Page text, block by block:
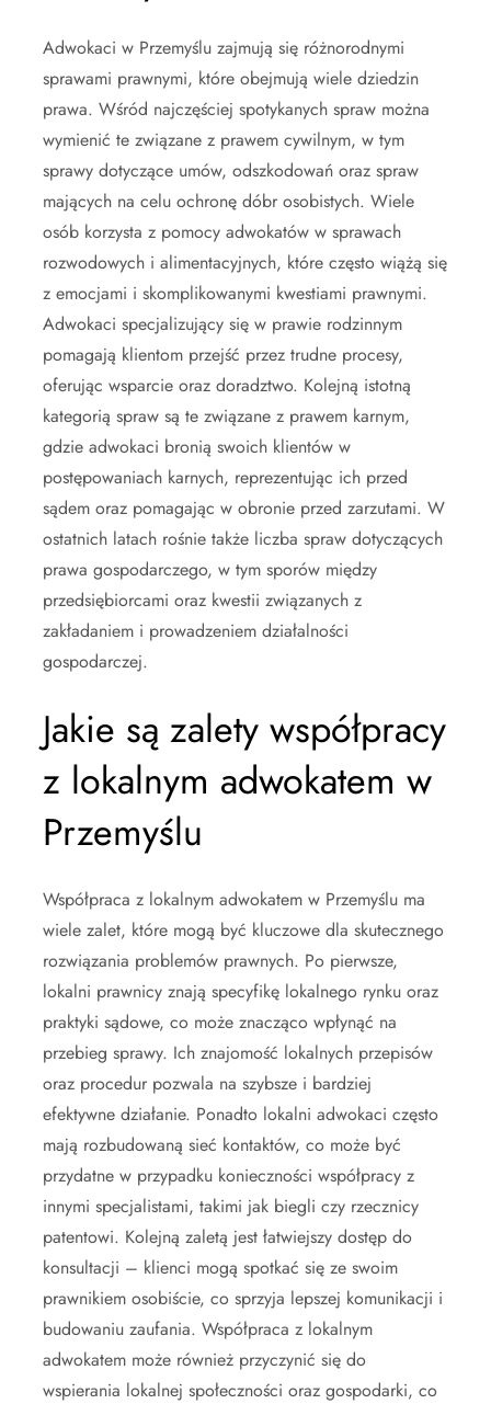
Adwokaci w Przemyślu zajmują się różnorodnymi
sprawami prawnymi, które obejmują wiele dziedzin
prawa. Wśród najczęściej spotykanych spraw można
wymienić te związane z prawem cywilnym, w tym
sprawy dotyczące umów, odszkodowań oraz spraw
mających na celu ochronę dóbr osobistych. Wiele
osób korzysta z pomocy adwokatów w sprawach
rozwodowych i alimentacyjnych, które często wiążą się
z emocjami i skomplikowanymi kwestiami prawnymi.
Adwokaci specjalizujący się w prawie rodzinnym
pomagają klientom przejść przez trudne procesy,
oferując wsparcie oraz doradztwo. Kolejną istotną
kategorią spraw są te związane z prawem karnym,
gdzie adwokaci bronią swoich klientów w
postępowaniach karnych, reprezentując ich przed
sądem oraz pomagając w obronie przed zarzutami. W
ostatnich latach rośnie także liczba spraw dotyczących
prawa gospodarczego, w tym sporów między
przedsiębiorcami oraz kwestii związanych z
zakładaniem i prowadzeniem działalności
gospodarczej.
Jakie są zalety współpracy
z lokalnym adwokatem w
Przemyślu
Współpraca z lokalnym adwokatem w Przemyślu ma
wiele zalet, które mogą być kluczowe dla skutecznego
rozwiązania problemów prawnych. Po pierwsze,
lokalni prawnicy znają specyfikę lokalnego rynku oraz
praktyki sądowe, co może znacząco wpłynąć na
przebieg sprawy. Ich znajomość lokalnych przepisów
oraz procedur pozwala na szybsze i bardziej
efektywne działanie. Ponadto lokalni adwokaci często
mają rozbudowaną sieć kontaktów, co może być
przydatne w przypadku konieczności współpracy z
innymi specjalistami, takimi jak biegli czy rzecznicy
patentowi. Kolejną zaletą jest łatwiejszy dostęp do
konsultacji – klienci mogą spotkać się ze swoim
prawnikiem osobiście, co sprzyja lepszej komunikacji i
budowaniu zaufania. Współpraca z lokalnym
adwokatem może również przyczynić się do
wspierania lokalnej społeczności oraz gospodarki, co